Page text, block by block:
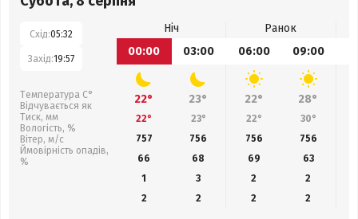
Схід:05:32
Захід:19:57
Температура С°
Відчувається як
Тиск, мм
Вологість, %
Вітер, м/с
Ймовірність опадів,
%
Ніч
Ранок
00:00
03:00 06:00 09:00
22° 23° 22° 28°
22° 23° 22° 30°
757
756 756 756
66
68 69 63
1
3 2
2
2
2 2 2